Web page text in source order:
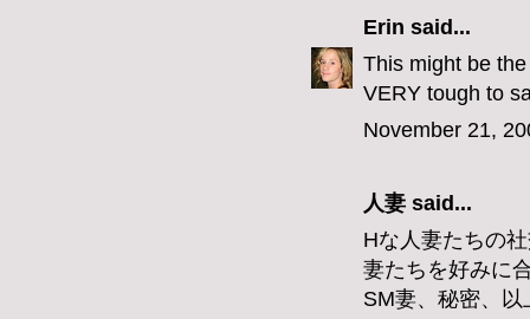
Erin said...
This might be
VERY tough to
November 21,
人妻 said...
Hな人妻たちの
妻たちを好みに
SM妻、秘密、